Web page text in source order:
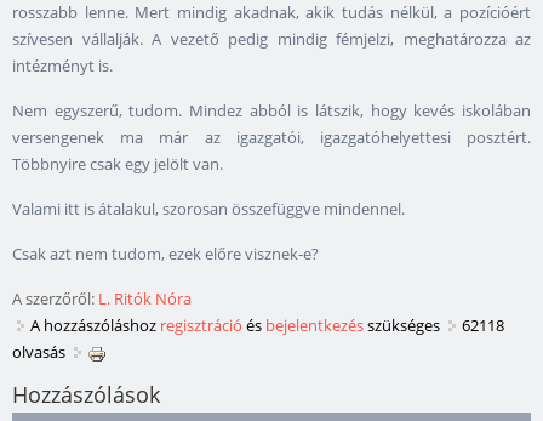
rosszabb lenne. Mert mindig akadnak, akik tudás nélkül, a pozícióért
szívesen vállalják. A vezető pedig mindig fémjelzi, meghatározza az
intézményt is.
Nem egyszerű, tudom. Mindez abból is látszik, hogy kevés iskolában
versengenek ma már az igazgatói, igazgatóhelyettesi posztért.
Többnyire csak egy jelölt van.
Valami itt is átalakul, szorosan összefüggve mindennel.
Csak azt nem tudom, ezek előre visznek-e?
A szerzőről: L. Ritók Nóra
A hozzászóláshoz regisztráció és bejelentkezésszükséges
62118
olvasás
Hozzászólások